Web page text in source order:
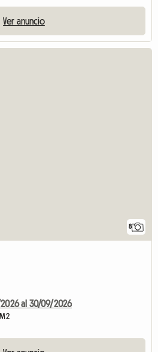
Ver anuncio
8
al 30/09/2026